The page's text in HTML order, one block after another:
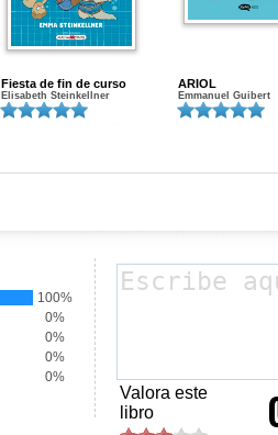
Fiesta de fin de curso
Elisabeth Steinkellner
ARIOL
Emmanuel Guibert
100%
0%
0%
0%
0%
Valora este
libro